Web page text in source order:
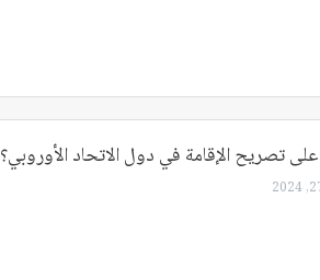
تصريح الإقامة في دول الاتحاد الأوروبي؟